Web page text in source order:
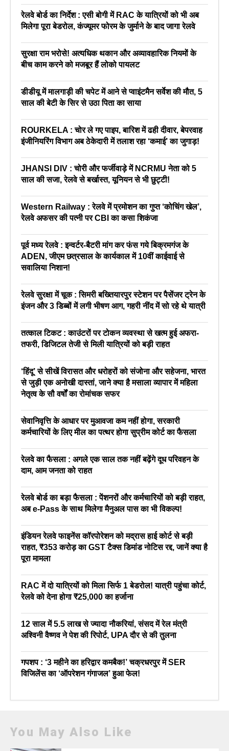
रेलवे बोर्ड का निर्देश : एसी बोगी में RAC के यात्रियों को भी अब
मिलेगा पूरा बेडरोल, कंज्यूमर फोरम के जुर्माने के बाद जागा रेलवे
सुरक्षा राम भरोसे! अत्यधिक थकान और अव्यावहारिक नियमों के
बीच काम करने को मजबूर हैं लोको पायलट
डीडीयू में मालगाड़ी की चपेट में आने से प्वाइंटमैन सर्वेश की मौत, 5
साल की बेटी के सिर से उठा पिता का साया
ROURKELA : चोर ले गए पाइप, बारिश में ढही दीवार, बेपरवाह
इंजीनियरिंग विभाग अब ठेकेदारी में तलाश रहा ‘कमाई’ का जुगाड़!
JHANSI DIV : चोरी और फर्जीवाड़े में NCRMU नेता को 5
साल की सजा, रेलवे से बर्खास्त, यूनियन से भी छुट्टी!
Western Railway : रेलवे में प्रमोशन का गुप्त ‘कोचिंग खेल’,
रेलवे अफसर की पत्नी पर CBI का कसा शिकंजा
पूर्व मध्य रेलवे : इन्वर्टर-बैटरी मांग कर फंस गये बिक्रमगंज के
ADEN, जीएम छत्रसाल के कार्यकाल में 10वीं काईवाई से
सवालिया निशान!
रेलवे सुरक्षा में चूक : सिमरी बख्तियारपुर स्टेशन पर पैसेंजर ट्रेन के
इंजन और 3 डिब्बों में लगी भीषण आग, गहरी नींद में सो रहे थे यात्री
तत्काल टिकट : काउंटरों पर टोकन व्यवस्था से खत्म हुई अफरा-
तफरी, डिजिटल तेजी से मिली यात्रियों को बड़ी राहत
‘हिंदू’ से सीखें विरासत और धरोहरों को संजोना और सहेजना, भारत
से जुड़ी एक अनोखी दास्तां, जाने क्या है मसाला व्यापार में महिला
नेतृत्व के सौ वर्षों का रोमांचक सफर
सेवानिवृत्ति के आधार पर मुआवजा कम नहीं होगा, सरकारी
कर्मचारियों के लिए मील का पत्थर होगा सुप्रीम कोर्ट का फैसला
रेलवे का फैसला : अगले एक साल तक नहीं बढ़ेंगे दूध परिवहन के
दाम, आम जनता को राहत
रेलवे बोर्ड का बड़ा फैसला : पेंशनरों और कर्मचारियों को बड़ी राहत,
अब e-Pass के साथ मिलेगा मैनुअल पास का भी विकल्प!
इंडियन रेलवे फाइनेंस कॉरपोरेशन को मद्रास हाई कोर्ट से बड़ी
राहत, ₹353 करोड़ का GST टैक्स डिमांड नोटिस रद्द, जानें क्या है
पूरा मामला
RAC में दो यात्रियों को मिला सिर्फ 1 बेडरोल! यात्री पहुंचा कोर्ट,
रेलवे को देना होगा ₹25,000 का हर्जाना
12 साल में 5.5 लाख से ज्यादा नौकरियां, संसद में रेल मंत्री
अश्विनी वैष्णव ने पेश की रिपोर्ट, UPA दौर से की तुलना
गपशप : ‘3 महीने का हरिद्वार कमबैक!’ चक्रधरपुर में SER
विजिलेंस का ‘ऑपरेशन गंगाजल’ हुआ फेल!
You May Also Like